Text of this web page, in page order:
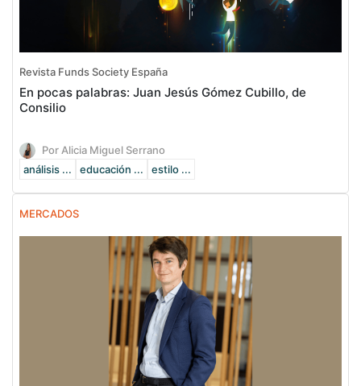
Revista Funds Society España
En pocas palabras: Juan Jesús Gómez Cubillo, de
Consilio
Por Alicia Miguel Serrano
análisis ...
educación ... estilo ...
MERCADOS